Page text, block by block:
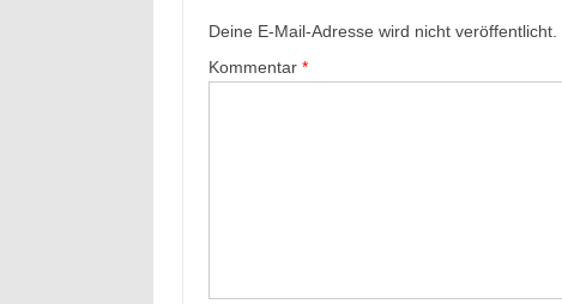
Deine E-Mail-Adresse wird nicht veröffentlicht.
Kommentar *